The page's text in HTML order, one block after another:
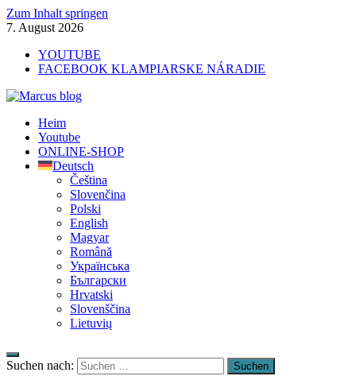
Zum Inhalt springen
7. August 2026
YOUTUBE
FACEBOOK KLAMPIARSKE NÁRADIE
Marcus blog
Stavebné profily, náradie, izolácie
Heim
Youtube
ONLINE-SHOP
Deutsch
Čeština
Slovenčina
Polski
English
Magyar
Română
Українська
Български
Hrvatski
Slovenščina
Lietuvių
Suchen nach: